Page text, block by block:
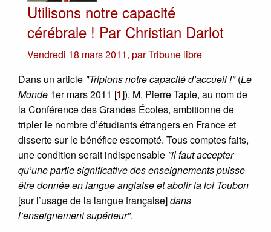
Utilisons notre capacité
cérébrale ! Par Christian Darlot
Vendredi 18 mars 2011, parTribune libre
Dans un article "Triplons notre capacité d’accueil !"(Le
Monde 1er mars 2011 [1]), M. Pierre Tapie, au nom de
la Conférence des Grandes Écoles, ambitionne de
tripler le nombre d’étudiants étrangers en France et
disserte sur le bénéfice escompté. Tous comptes faits,
une condition serait indispensable "il faut accepter
qu’une partie significative des enseignements puisse
être donnée en langue anglaise et abolir la loi Toubon
[sur l’usage de la langue française]dans
l’enseignement supérieur".